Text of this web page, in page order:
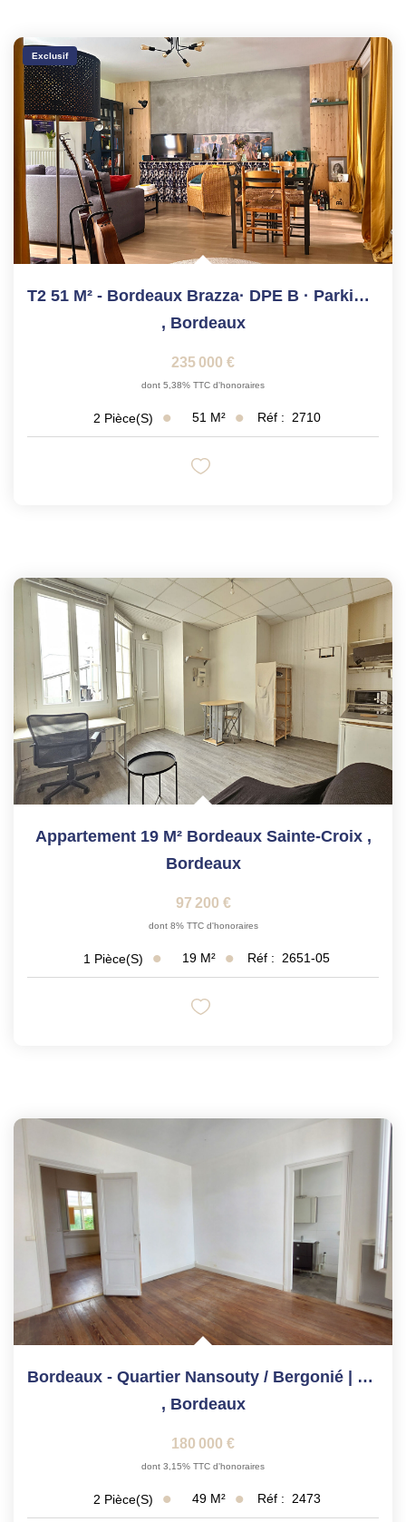
Exclusif
T2 51 M² - Bordeaux Brazza· DPE B · Parking Inclus
, Bordeaux
235 000 €
dont 5,38% TTC d'honoraires
2 Pièce(s) 51 M² Réf : 2710
Appartement 19 M² Bordeaux Sainte-Croix ,
Bordeaux
97 200 €
dont 8% TTC d'honoraires
1 Pièce(s) 19 M² Réf : 2651-05
Bordeaux - Quartier Nansouty / Bergonié | T2 Lumineux De 49...
, Bordeaux
180 000 €
dont 3,15% TTC d'honoraires
2 Pièce(s) 49 M² Réf : 2473